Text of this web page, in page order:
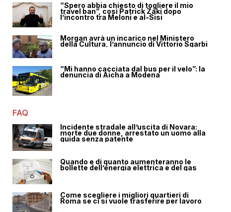
“Spero abbia chiesto di togliere il mio
travel ban”, così Patrick Zaki dopo
l’incontro tra Meloni e al-Sisi
Morgan avrà un incarico nel Ministero
della Cultura, l’annuncio di Vittorio Sgarbi
“Mi hanno cacciata dal bus per il velo”: la
denuncia di Aicha a Modena
FAQ
Incidente stradale all’uscita di Novara:
morte due donne, arrestato un uomo alla
guida senza patente
Quando e di quanto aumenteranno le
bollette dell’energia elettrica e del gas
Come scegliere i migliori quartieri di
Roma se ci si vuole trasferire per lavoro